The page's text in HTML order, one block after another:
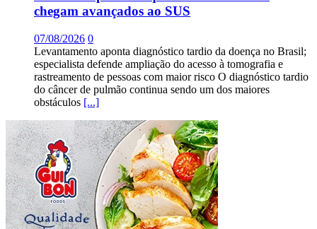
chegam avançados ao SUS
07/08/2026 0
Levantamento aponta diagnóstico tardio da doença no Brasil;
especialista defende ampliação do acesso à tomografia e
rastreamento de pessoas com maior risco O diagnóstico tardio
do câncer de pulmão continua sendo um dos maiores
obstáculos [...]